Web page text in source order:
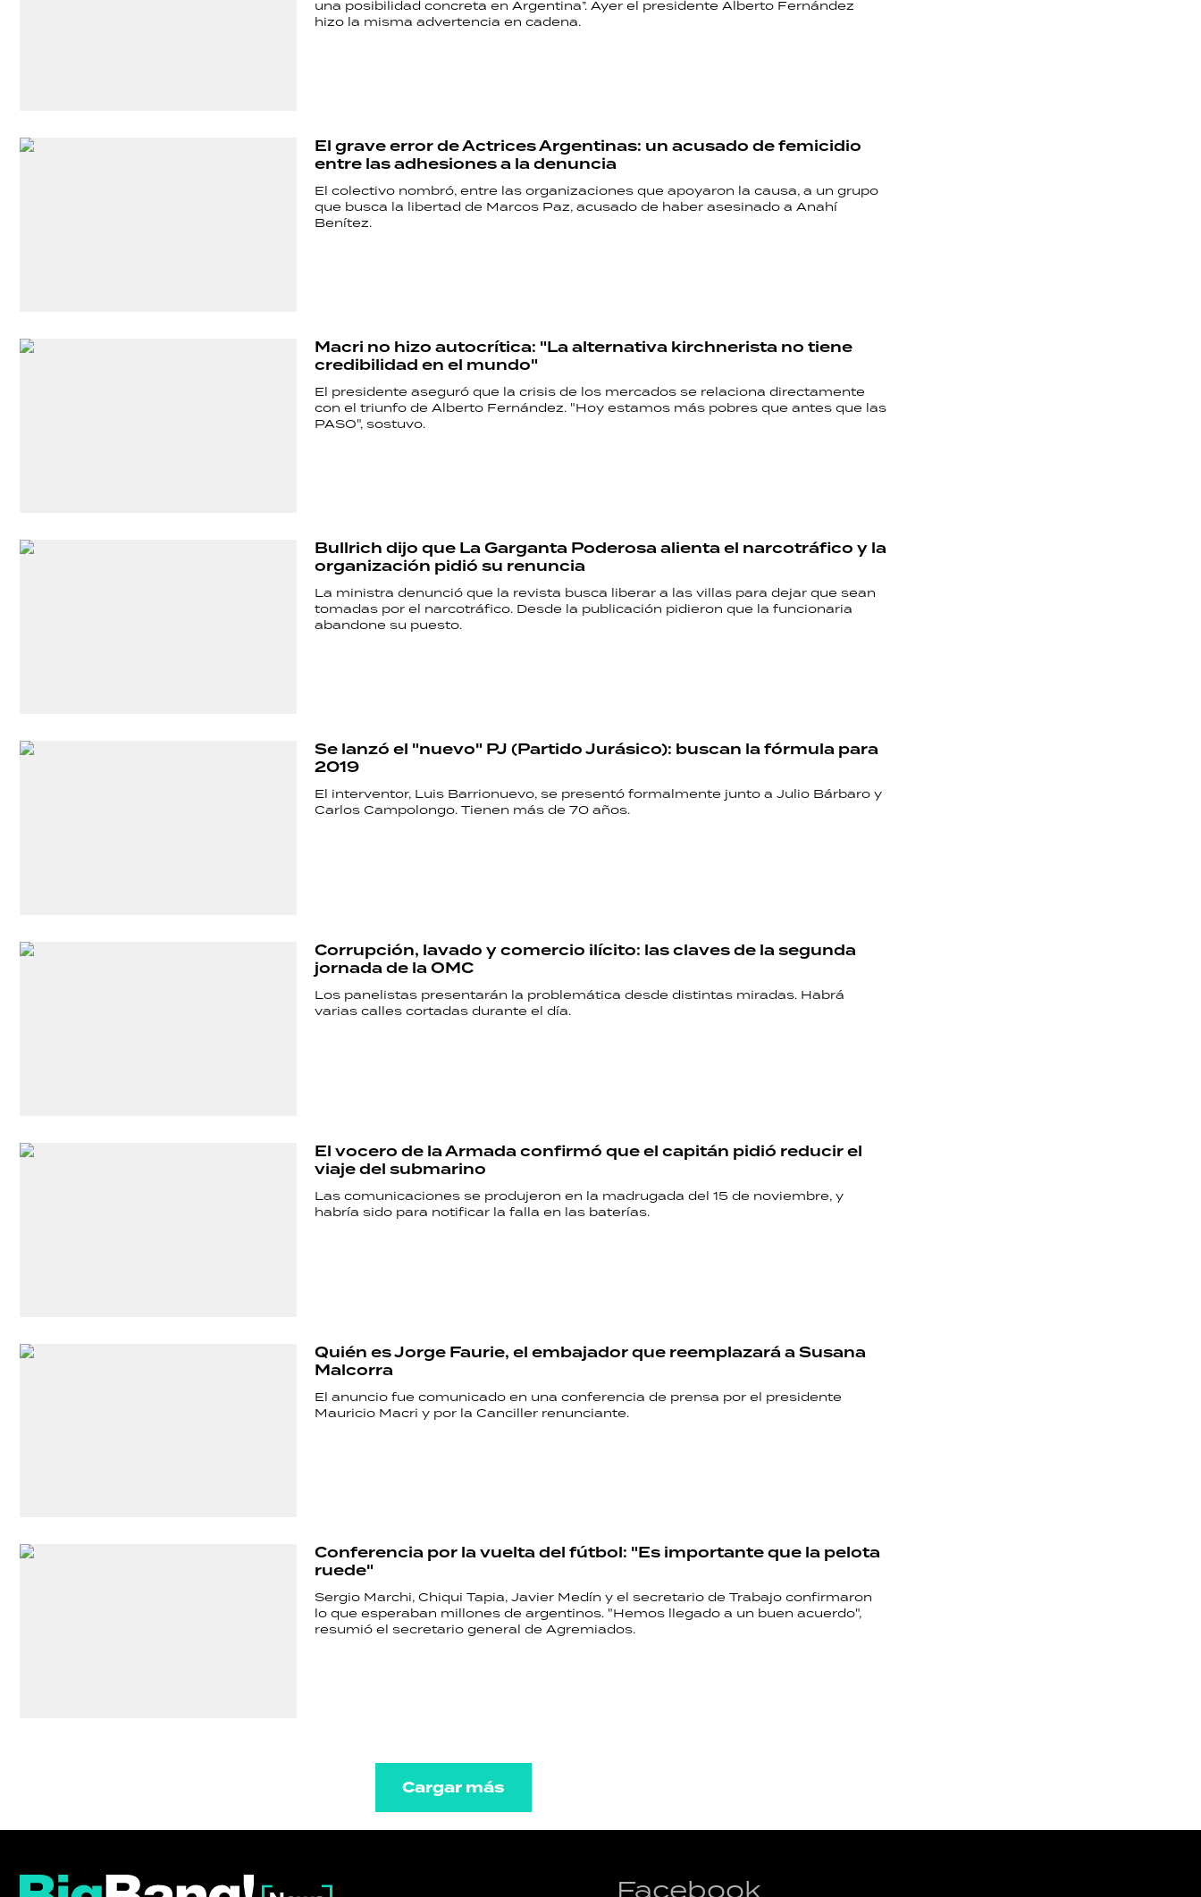
una posibilidad concreta en Argentina”. Ayer el presidente Alberto Fernández
hizo la misma advertencia en cadena.
El grave error de Actrices Argentinas: un acusado de femicidio
entre las adhesiones a la denuncia
El colectivo nombró, entre las organizaciones que apoyaron la causa, a un grupo
que busca la libertad de Marcos Paz, acusado de haber asesinado a Anahí
Benítez.
Macri no hizo autocrítica: "La alternativa kirchnerista no tiene
credibilidad en el mundo"
El presidente aseguró que la crisis de los mercados se relaciona directamente
con el triunfo de Alberto Fernández. "Hoy estamos más pobres que antes que las
PASO", sostuvo.
Bullrich dijo que La Garganta Poderosa alienta el narcotráfico y la
organización pidió su renuncia
La ministra denunció que la revista busca liberar a las villas para dejar que sean
tomadas por el narcotráfico. Desde la publicación pidieron que la funcionaria
abandone su puesto.
Se lanzó el "nuevo" PJ (Partido Jurásico): buscan la fórmula para
2019
El interventor, Luis Barrionuevo, se presentó formalmente junto a Julio Bárbaro y
Carlos Campolongo. Tienen más de 70 años.
Corrupción, lavado y comercio ilícito: las claves de la segunda
jornada de la OMC
Los panelistas presentarán la problemática desde distintas miradas. Habrá
varias calles cortadas durante el día.
El vocero de la Armada confirmó que el capitán pidió reducir el
viaje del submarino
Las comunicaciones se produjeron en la madrugada del 15 de noviembre, y
habría sido para notificar la falla en las baterías.
Quién es Jorge Faurie, el embajador que reemplazará a Susana
Malcorra
El anuncio fue comunicado en una conferencia de prensa por el presidente
Mauricio Macri y por la Canciller renunciante.
Conferencia por la vuelta del fútbol: "Es importante que la pelota
ruede"
Sergio Marchi, Chiqui Tapia, Javier Medín y el secretario de Trabajo confirmaron
lo que esperaban millones de argentinos. "Hemos llegado a un buen acuerdo",
resumió el secretario general de Agremiados.
Cargar más
Facebook
POLÍTICA
ACTUALIDAD
ECONOMÍA
HORÓSCOPO